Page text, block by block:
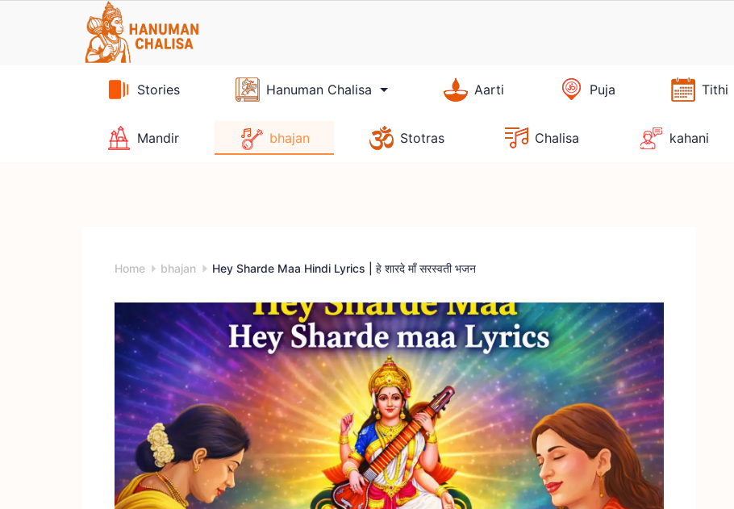
Stories Hanuman Chalisa Aarti Puja Tithi
Mandir bhajan Stotras Chalisa kahani
Home bhajan Hey Sharde Maa Hindi Lyrics | हे शारदे माँ सरस्वती भजन